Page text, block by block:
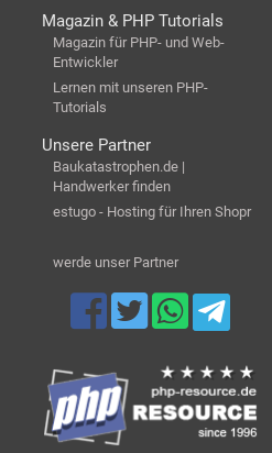
Magazin & PHP Tutorials
Magazin für PHP- und Web-
Entwickler
Lernen mit unseren PHP-
Tutorials
Unsere Partner
Baukatastrophen.de |
Handwerker finden
estugo - Hosting für Ihren Shopr
werde unser Partner